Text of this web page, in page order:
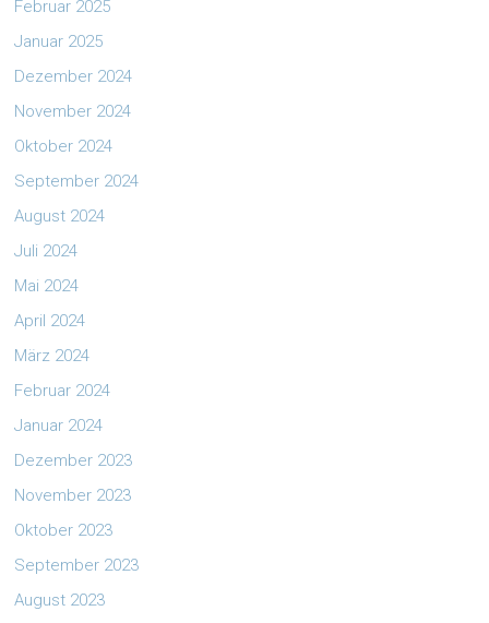
Februar 2025
Januar 2025
Dezember 2024
November 2024
Oktober 2024
September 2024
August 2024
Juli 2024
Mai 2024
April 2024
März 2024
Februar 2024
Januar 2024
Dezember 2023
November 2023
Oktober 2023
September 2023
August 2023